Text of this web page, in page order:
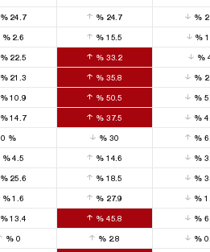
%24.7 %24.7 %
%2.6 %15.5 %
%22.5 %33.2 %
%21.3 %35.8 %
%10.9 %50.5 %
%14.7 %37.5 %
% % 30 %
%4.5 %14.6 %
%25.6 %18.5 %
%1.6 %27.9 %
%13.4 %45.8 %
%0 %2.8 %